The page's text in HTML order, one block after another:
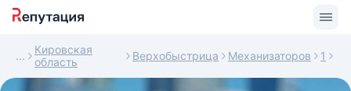
Кировская
область
Верхобыстрица Механизаторов 1